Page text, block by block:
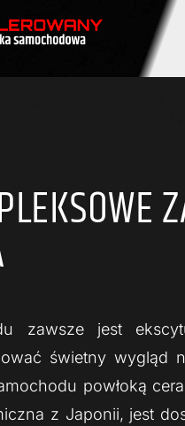
zawsze jest
świetny wygląd
powłoką
z Japonii, jest